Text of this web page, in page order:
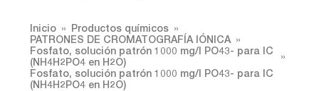
Inicio
Productos químicos
PATRONES DE CROMATOGRAFÍA IÓNICA
Fosfato, solución patrón 1000 mg/l PO43- para IC
(NH4H2PO4 en H2O)
Fosfato, solución patrón 1000 mg/l PO43- para IC
(NH4H2PO4 en H2O)